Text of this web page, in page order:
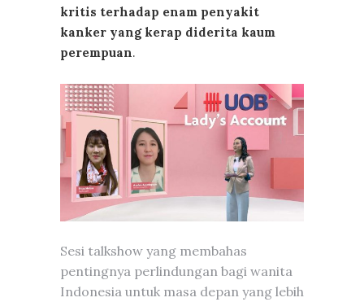
kritis terhadap enam penyakit
kanker yang kerap diderita kaum
perempuan.
Sesi talkshow yang membahas
pentingnya perlindungan bagi wanita
Indonesia untuk masa depan yang lebih